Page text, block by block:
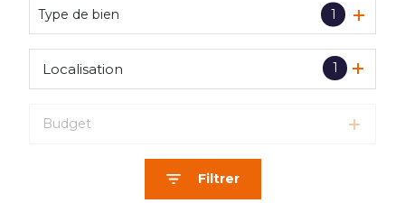
Type de bien 1
1
Localisation
Budget
Filtrer